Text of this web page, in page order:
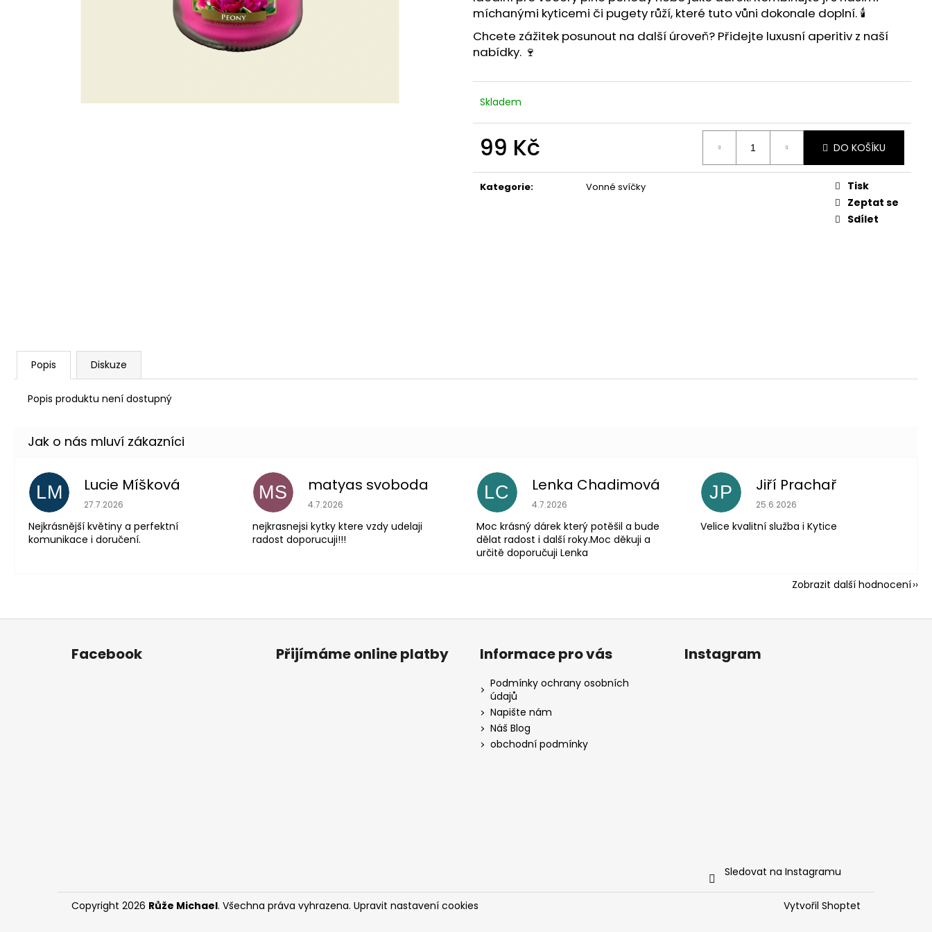
míchanými kyticemi či pugety růží, které tuto vůni dokonale doplní. 🕯️
Chcete zážitek posunout na další úroveň? Přidejte luxusní aperitiv z naší
nabídky. 🍷
Skladem
99 Kč DO KOŠÍKU
Kategorie: Vonné svíčky
Tisk
Zeptat se
Sdílet
Popis Diskuze
Popis produktu není dostupný
LM Lucie Míšková
Hodnocení obchodu je 5 z 5 hvězdiček.
27.7.2026
Nejkrásnější květiny a perfektní
komunikace i doručení.
MS matyas svoboda
Hodnocení obchodu je 5 z 5 hvězdiček.
4.7.2026
nejkrasnejsi kytky ktere vzdy udelaji
radost doporucuji!!!
LC Lenka Chadimová
Hodnocení obchodu je 5 z 5 hvězdiček.
4.7.2026
Moc krásný dárek který potěšil a bude
dělat radost i další roky.Moc děkuji a
určitě doporučuji Lenka
JP Jiří Prachař
Hodnocení obchodu je 5 z 5
25.6.2026
Velice kvalitní služba i Kytice
Zobrazit další hodnocení
Z
Facebook Přijímáme online platby Informace pro vás
Podmínky ochrany osobních
údajů
Napište nám
Náš Blog
obchodní podmínky
Instagram
Sledovat na Instagramu
Vytvořil Shoptet
Copyright 2026 Růže Michael. Všechna práva vyhrazena. Upravit nastavení cookies